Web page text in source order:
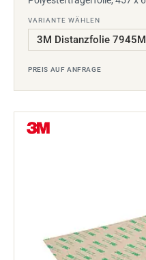
VARIANTE WÄHLEN
PREIS AUF ANFRAGE